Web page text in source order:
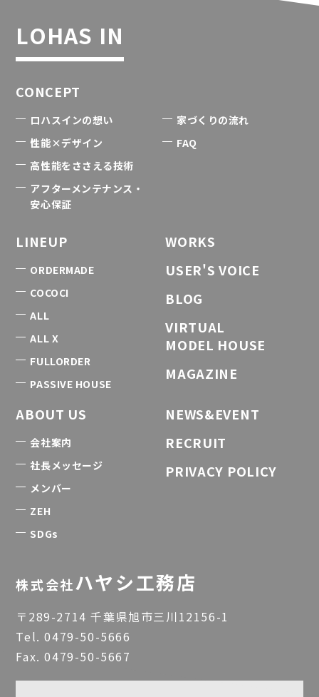
LOHAS IN
CONCEPT
ロハスインの想い
性能×デザイン
高性能をささえる技術
アフターメンテナンス・
安心保証
家づくりの流れ
FAQ
LINEUP
ORDERMADE
COCOCI
ALL
ALL X
FULLORDER
PASSIVE HOUSE
WORKS
USER'S VOICE
BLOG
VIRTUAL
MODEL HOUSE
MAGAZINE
ABOUT US
会社案内
社長メッセージ
メンバー
ZEH
SDGs
NEWS&EVENT
RECRUIT
PRIVACY POLICY
株式会社ハヤシ工務店
〒289-2714 千葉県旭市三川12156-1
Tel.0479-50-5666
Fax. 0479-50-5667